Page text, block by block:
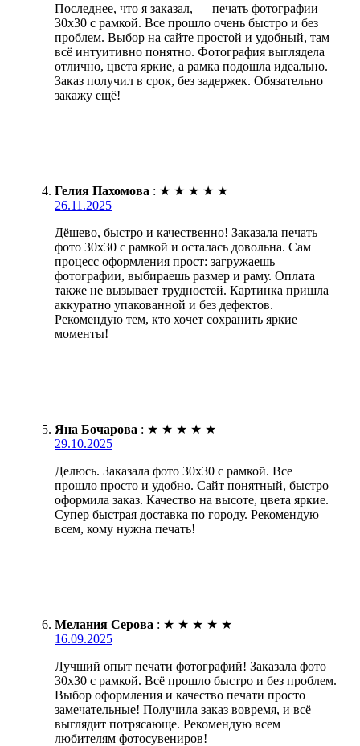
Последнее, что я заказал, — печать фотографии
30х30 с рамкой. Все прошло очень быстро и без
проблем. Выбор на сайте простой и удобный, там
всё интуитивно понятно. Фотография выглядела
отлично, цвета яркие, а рамка подошла идеально.
Заказ получил в срок, без задержек. Обязательно
закажу ещё!
Гелия Пахомова : ★ ★ ★ ★ ★
26.11.2025
Дёшево, быстро и качественно! Заказала печать
фото 30х30 с рамкой и осталась довольна. Сам
процесс оформления прост: загружаешь
фотографии, выбираешь размер и раму. Оплата
также не вызывает трудностей. Картинка пришла
аккуратно упакованной и без дефектов.
Рекомендую тем, кто хочет сохранить яркие
моменты!
Яна Бочарова : ★ ★ ★ ★ ★
29.10.2025
Делюсь. Заказала фото 30х30 с рамкой. Все
прошло просто и удобно. Сайт понятный, быстро
оформила заказ. Качество на высоте, цвета яркие.
Супер быстрая доставка по городу. Рекомендую
всем, кому нужна печать!
Мелания Серова : ★ ★ ★ ★ ★
16.09.2025
Лучший опыт печати фотографий! Заказала фото
30х30 с рамкой. Всё прошло быстро и без проблем.
Выбор оформления и качество печати просто
замечательные! Получила заказ вовремя, и всё
выглядит потрясающе. Рекомендую всем
любителям фотосувениров!